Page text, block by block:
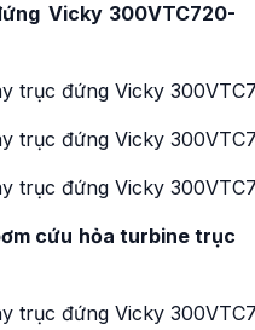
Vicky 300VTC720-
cứu hỏa turbine trục